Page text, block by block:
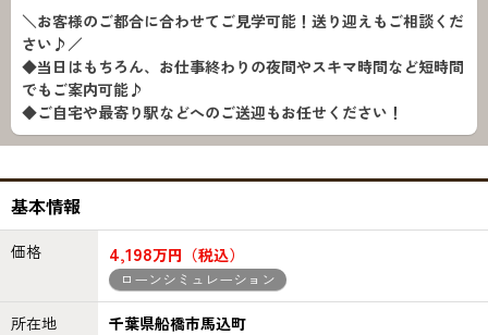
＼お客様のご都合に合わせてご見学可能！送り迎えもご相談くだ
さい♪／
◆当日はもちろん、お仕事終わりの夜間やスキマ時間など短時間
でもご案内可能♪
◆ご自宅や最寄り駅などへのご送迎もお任せください！
基本情報
価格 4,198万円（税込）
ローンシミュレーション
所在地 千葉県船橋市馬込町